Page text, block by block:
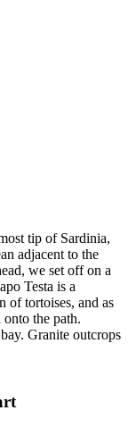
tip of Sardinia,
adjacent to the
we set off on a
Testa is a
of tortoises, and as
the path.
Granite outcrops